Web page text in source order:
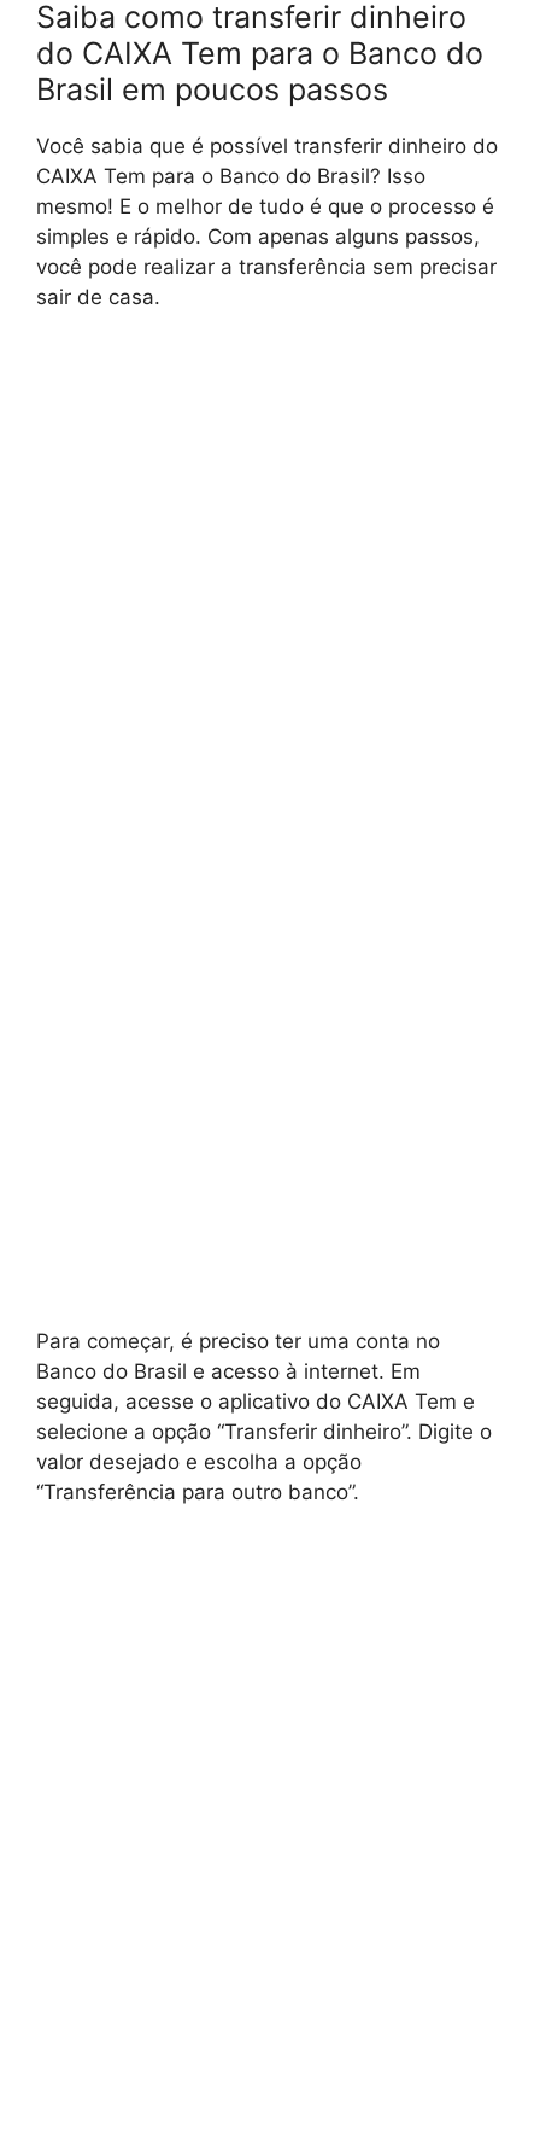
Saiba como transferir dinheiro
do CAIXA Tem para o Banco do
Brasil em poucos passos
Você sabia que é possível transferir dinheiro do
CAIXA Tem para o Banco do Brasil? Isso
mesmo! E o melhor de tudo é que o processo é
simples e rápido. Com apenas alguns passos,
você pode realizar a transferência sem precisar
sair de casa.
Para começar, é preciso ter uma conta no
Banco do Brasil e acesso à internet. Em
seguida, acesse o aplicativo do CAIXA Tem e
selecione a opção “Transferir dinheiro”. Digite o
valor desejado e escolha a opção
“Transferência para outro banco”.